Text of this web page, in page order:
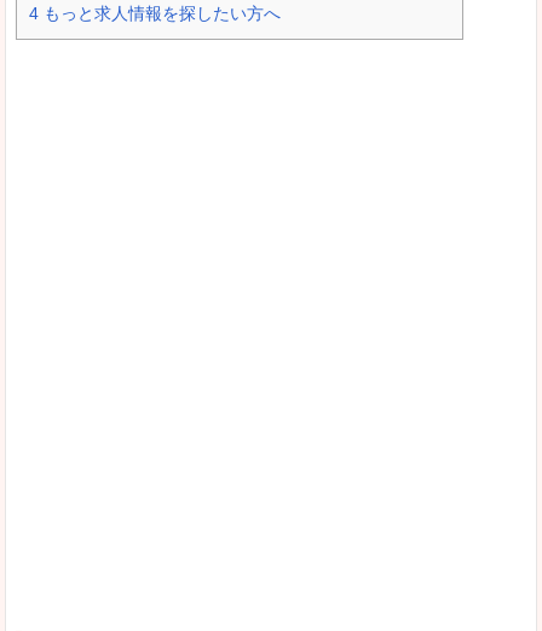
4 もっと求人情報を探したい方へ